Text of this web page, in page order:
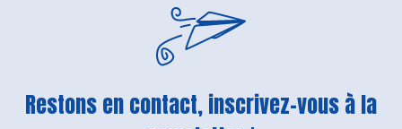
Restons en contact, inscrivez-vous à la